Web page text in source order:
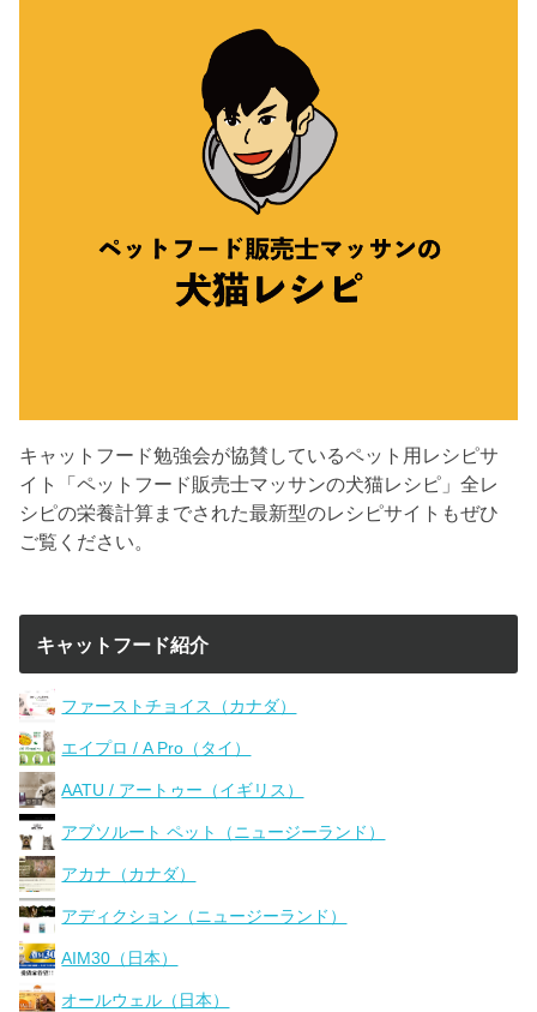
キャットフード勉強会が協賛しているペット用レシピサ
イト「ペットフード販売士マッサンの犬猫レシピ」全レ
シピの栄養計算までされた最新型のレシピサイトもぜひ
ご覧ください。
キャットフード紹介
ファーストチョイス（カナダ）
エイプロ / A Pro（タイ）
AATU / アートゥー（イギリス）
アブソルート ペット（ニュージーランド）
アカナ（カナダ）
アディクション（ニュージーランド）
AIM30（日本）
オールウェル（日本）